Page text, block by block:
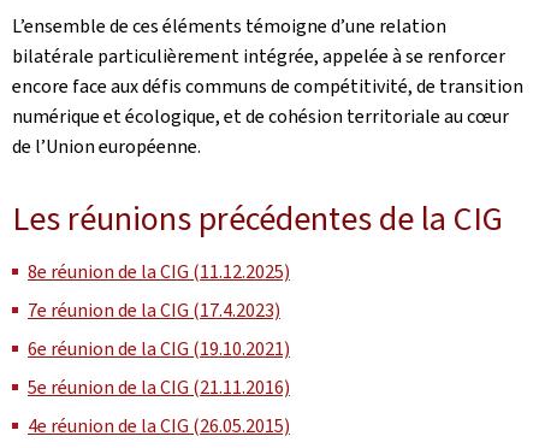
L’ensemble de ces éléments témoigne d’une relation
bilatérale particulièrement intégrée, appelée à se renforcer
encore face aux défis communs de compétitivité, de transition
numérique et écologique, et de cohésion territoriale au cœur
de l’Union européenne.
Les réunions précédentes de la CIG
8e réunion de la CIG (11.12.2025)
7e réunion de la CIG (17.4.2023)
6e réunion de la CIG (19.10.2021)
5e réunion de la CIG (21.11.2016)
4e réunion de la CIG (26.05.2015)